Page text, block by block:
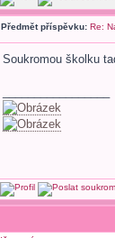
Předmět příspěvku: Re:
Soukromou školku